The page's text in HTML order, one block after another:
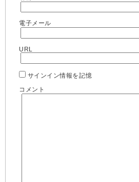
電子メール
URL
サインイン情報を記憶
コメント